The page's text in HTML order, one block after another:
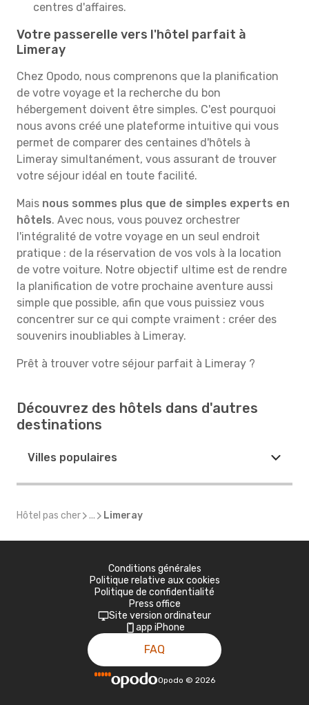
centres d'affaires.
Votre passerelle vers l'hôtel parfait à
Limeray
Chez Opodo, nous comprenons que la planification
de votre voyage et la recherche du bon
hébergement doivent être simples. C'est pourquoi
nous avons créé une plateforme intuitive qui vous
permet de comparer des centaines d'hôtels à
Limeray simultanément, vous assurant de trouver
votre séjour idéal en toute facilité.
Mais nous sommes plus que de simples experts en
hôtels. Avec nous, vous pouvez orchestrer
l'intégralité de votre voyage en un seul endroit
pratique : de la réservation de vos vols à la location
de votre voiture. Notre objectif ultime est de rendre
la planification de votre prochaine aventure aussi
simple que possible, afin que vous puissiez vous
concentrer sur ce qui compte vraiment : créer des
souvenirs inoubliables à Limeray.
Prêt à trouver votre séjour parfait à Limeray ?
Découvrez des hôtels dans d'autres
destinations
Villes populaires
Hôtel pas cher ... Limeray
Conditions générales
Politique relative aux cookies
Politique de confidentialité
Press office
Site version ordinateur
app iPhone
FAQ
Opodo © 2026